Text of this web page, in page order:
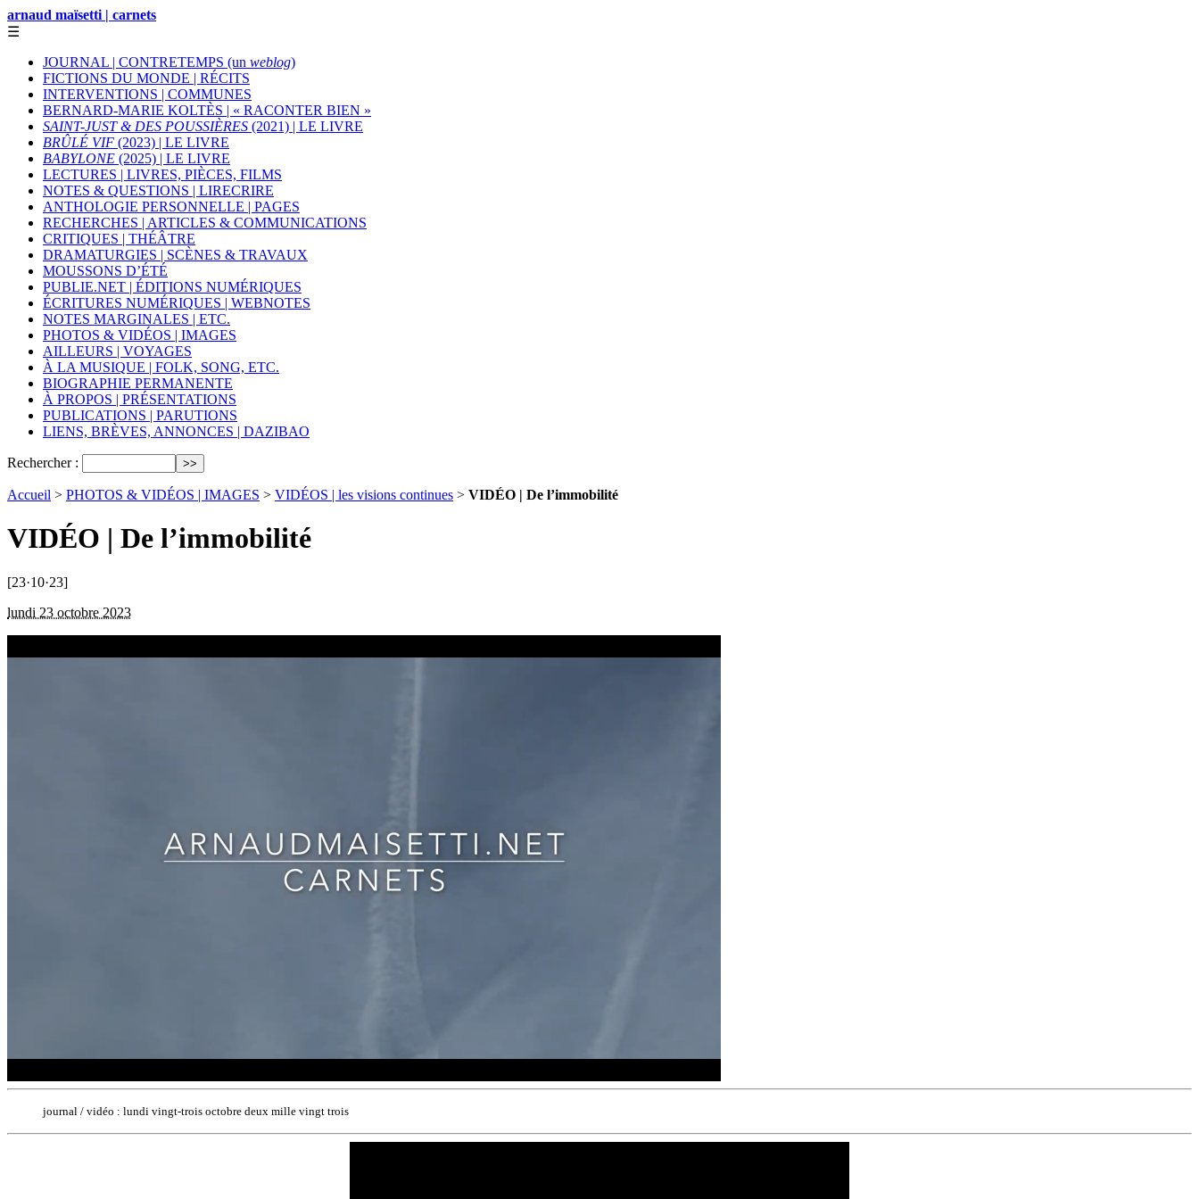
arnaud maïsetti | carnets
☰
JOURNAL | CONTRETEMPS (un weblog)
FICTIONS DU MONDE | RÉCITS
INTERVENTIONS | COMMUNES
BERNARD-MARIE KOLTÈS | « RACONTER BIEN »
SAINT-JUST & DES POUSSIÈRES (2021) | LE LIVRE
BRÛLÉ VIF (2023) | LE LIVRE
BABYLONE (2025) | LE LIVRE
LECTURES | LIVRES, PIÈCES, FILMS
NOTES & QUESTIONS | LIRECRIRE
ANTHOLOGIE PERSONNELLE | PAGES
RECHERCHES | ARTICLES & COMMUNICATIONS
CRITIQUES | THÉÂTRE
DRAMATURGIES | SCÈNES & TRAVAUX
MOUSSONS D’ÉTÉ
PUBLIE.NET | ÉDITIONS NUMÉRIQUES
ÉCRITURES NUMÉRIQUES | WEBNOTES
NOTES MARGINALES | ETC.
PHOTOS & VIDÉOS | IMAGES
AILLEURS | VOYAGES
À LA MUSIQUE | FOLK, SONG, ETC.
BIOGRAPHIE PERMANENTE
À PROPOS | PRÉSENTATIONS
PUBLICATIONS | PARUTIONS
LIENS, BRÈVES, ANNONCES | DAZIBAO
Rechercher :
Accueil > PHOTOS & VIDÉOS | IMAGES > VIDÉOS | les visions continues > VIDÉO | De l’immobilité
VIDÉO | De l’immobilité
[23·10·23]
lundi 23 octobre 2023
journal / vidéo : lundi vingt-trois octobre deux mille vingt trois